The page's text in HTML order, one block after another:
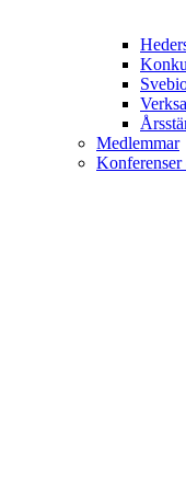
Medlemmar
Konferenser